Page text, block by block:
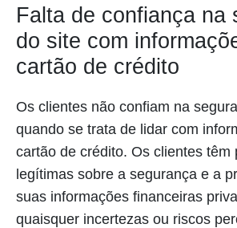
Falta de confiança na
do site com
cartão de crédito
Os clientes não confiam na
quando se trata de lidar com
cartão de crédito. Os clientes têm
legítimas sobre a segurança e a
suas informações financeiras
quaisquer incertezas ou riscos